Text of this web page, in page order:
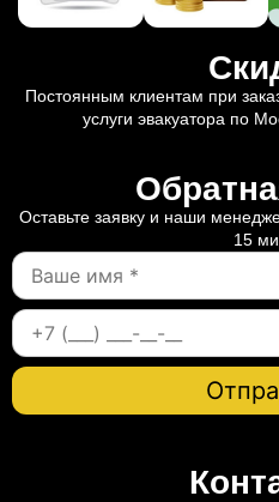
Постоянным клиентам при
услуги эвакуатора по
Оставьте заявку и наши
15